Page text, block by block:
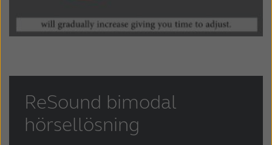
ReSound bimodal
hörsellösning